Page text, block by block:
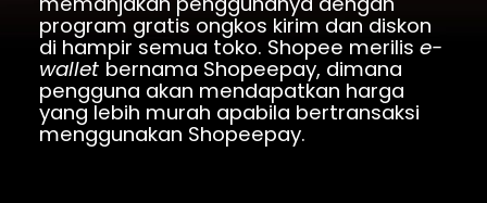
program gratis ongkos kirim dan diskon
di hampir semua toko. Shopee merilis e-
wallet bernama Shopeepay, dimana
pengguna akan mendapatkan harga
yang lebih murah apabila bertransaksi
menggunakan Shopeepay.